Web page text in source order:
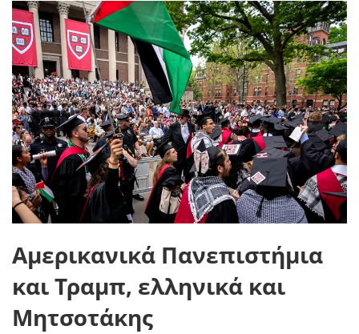
Αμερικανικά Πανεπιστήμια
και Τραμπ, ελληνικά και
Μητσοτάκης